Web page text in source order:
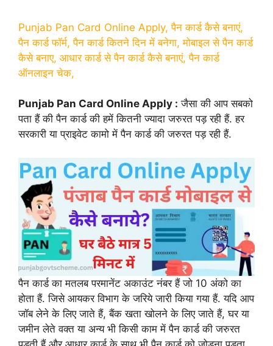
Punjab Pan Card Online Apply, पैन कार्ड कैसे बनाएं,
पैन कार्ड फॉर्म, पैन कार्ड कितने दिन में बनेगा, मोबाइल से पैन कार्ड
कैसे बनाए, आधार कार्ड से पैन कार्ड कैसे बनाएं, पैन कार्ड
ऑनलाइन चेक,
Punjab Pan Card Online Apply : जैसा की आप सबको
पता हैं की पैन कार्ड की हमें कितनी ज्यादा जरुरत पड़ रही हैं. हर
सरकारी या प्राइवेट कामो में पैन कार्ड की जरुरत पड़ रही हैं.
पैन कार्ड का मतलब परमानेंट अकाउंट नंबर हैं जो 10 अंको का
होता हैं. जिसे आयकर विभाग के जरिये जारी किया गया हैं. यदि आप
जॉब लेने के लिए जाते हैं, बैंक खता खोलने के लिए जाते हैं, घर या
जमीन लेते वक्त या अन्य भी किसी काम में पैन कार्ड की जरुरत